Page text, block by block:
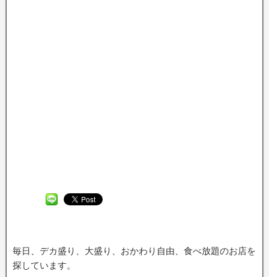
毎日、デカ盛り、大盛り、おかわり自由、食べ放題のお店を
探しています。